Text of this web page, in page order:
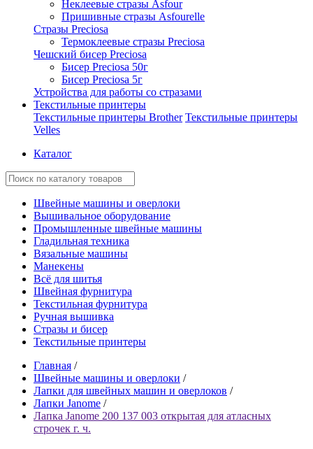
Неклеевые стразы Asfour
Пришивные стразы Asfourelle
Стразы Preciosa
Термоклеевые стразы Preciosa
Чешский бисер Preciosa
Бисер Preciosa 50г
Бисер Preciosa 5г
Устройства для работы со стразами
Текстильные принтеры
Текстильные принтеры Brother Текстильные принтеры
Velles
Каталог
Швейные машины и оверлоки
Вышивальное оборудование
Промышленные швейные машины
Гладильная техника
Вязальные машины
Манекены
Всё для шитья
Швейная фурнитура
Текстильная фурнитура
Ручная вышивка
Стразы и бисер
Текстильные принтеры
Главная /
Швейные машины и оверлоки /
Лапки для швейных машин и оверлоков /
Лапки Janome /
Лапка Janome 200 137 003 открытая для атласных
строчек г. ч.